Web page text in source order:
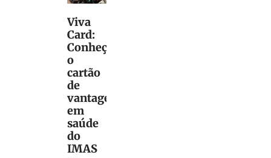
Viva
Card:
Conheça
o
cartão
de
vantagens
em
saúde
do
IMAS